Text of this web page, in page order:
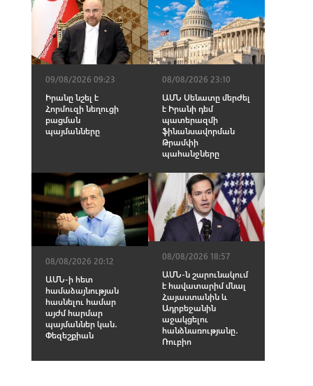
09/08/2026 09:23
Իրանը նշել է
Հորմուզի նեղուցի
բացման
պայմանները
08/08/2026 23:10
ԱՄՆ Սենատը մերժել
է Իրանի դեմ
պատերազմի
ֆինանսավորման
Թրամփի
պահանջները
08/08/2026 20:12
ԱՄՆ-ի հետ
համաձայնության
հասնելու համար
այժմ հարմար
պայմաններ կան․
Փեզեշքիան
08/08/2026 18:57
ԱՄՆ-ն շարունակում
է հավատարիմ մնալ
Հայաստանին և
Ադրբեջանին
աջակցելու
հանձնառությանը․
Ռուբիո